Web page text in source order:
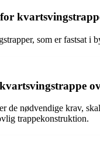
som er fastsat
de nødvendige krav,
trappekonstruktion.